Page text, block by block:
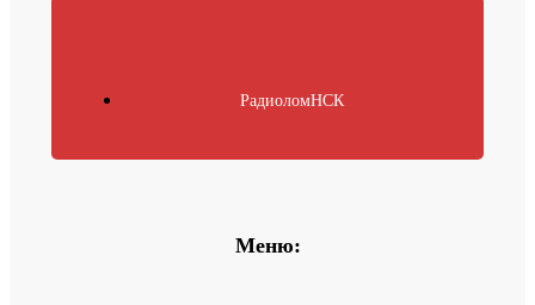
РадиоломНСК
Меню: